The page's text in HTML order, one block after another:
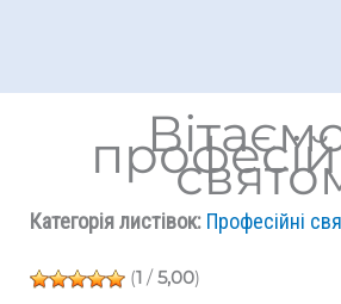
Категорія листівок: Професійні
(1 / 5,00)